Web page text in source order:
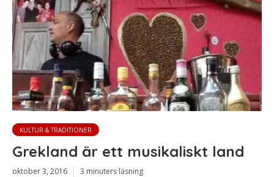
KULTUR & TRADITIONER
Grekland är ett musikaliskt land
oktober 3, 2016 3 minuters läsning